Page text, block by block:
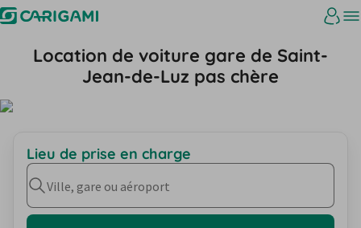
Location de voiture gare de Saint-
Jean-de-Luz pas chère
Lieu de prise en charge
Ville, gare ou aéroport